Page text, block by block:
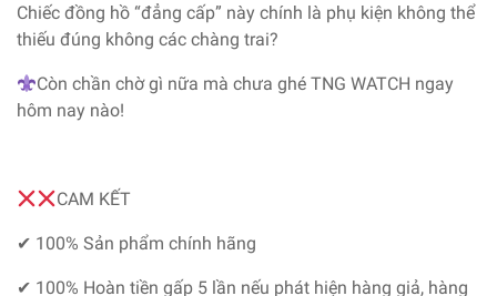
Chiếc đồng hồ “đẳng cấp” này chính là phụ kiện không thể
thiếu đúng không các chàng trai?
Còn chần chờ gì nữa mà chưa ghé TNG WATCH ngay
hôm nay nào!
CAM KẾT
✔ 100% Sản phẩm chính hãng
✔ 100% Hoàn tiền gấp 5 lần nếu phát hiện hàng giả, hàng